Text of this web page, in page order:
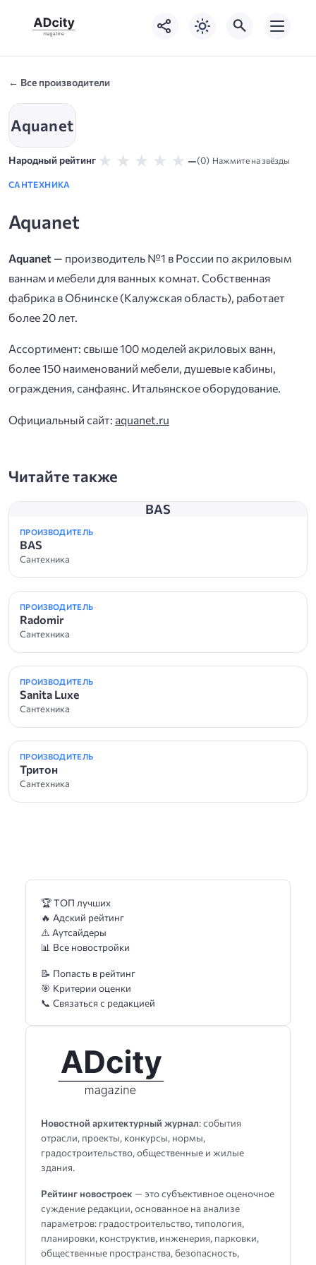
← Все производители
Aquanet
Народный рейтинг ★ ★ ★ ★ ★ —(0) Нажмите на звёзды
САНТЕХНИКА
Aquanet
Aquanet — производитель №1 в России по акриловым
ваннам и мебели для ванных комнат. Собственная
фабрика в Обнинске (Калужская область), работает
более 20 лет.
Ассортимент: свыше 100 моделей акриловых ванн,
более 150 наименований мебели, душевые кабины,
ограждения, санфаянс. Итальянское оборудование.
Официальный сайт: aquanet.ru
Читайте также
BAS
ПРОИЗВОДИТЕЛЬ
BAS
Сантехника
ПРОИЗВОДИТЕЛЬ
Radomir
Сантехника
ПРОИЗВОДИТЕЛЬ
Sanita Luxe
Сантехника
ПРОИЗВОДИТЕЛЬ
Тритон
Сантехника
Новостной архитектурный журнал: события
отрасли, проекты, конкурсы, нормы,
градостроительство, общественные и жилые
здания.
Рейтинг новостроек — это субъективное оценочное
суждение редакции, основанное на анализе
параметров: градостроительство, типология,
планировки, конструктив, инженерия, парковки,
общественные пространства, безопасность,
🏆 ТОП лучших
🔥 Адский рейтинг
⚠️ Аутсайдеры
📊 Все новостройки
📝 Попасть в рейтинг
🎯 Критерии оценки
📞 Связаться с редакцией